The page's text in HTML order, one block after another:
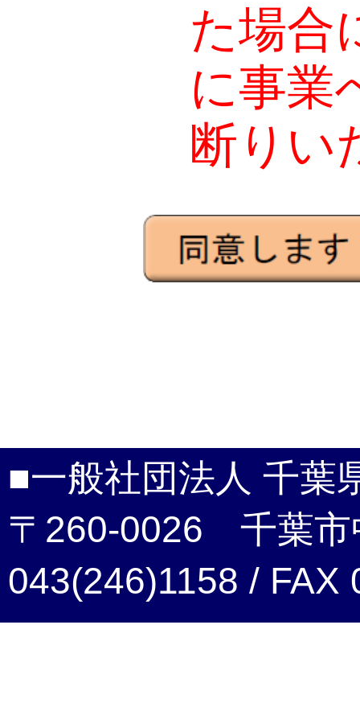
た場合
に事業
断りい
■一般社団法人 千葉
〒260-0026 千葉市
043(246)1158 / FAX